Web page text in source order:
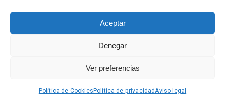
Aceptar
Denegar
Ver preferencias
Política de CookiesPolítica de privacidadAviso legal
Óptica Loyra, reservados todos los derechos